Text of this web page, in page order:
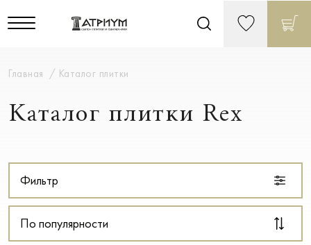
Главная Каталог плитки
Каталог плитки Rex
Фильтр
По популярности